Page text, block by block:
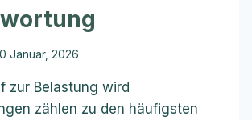
Januar, 2026
zur Belastung wird
zählen zu den häufigsten